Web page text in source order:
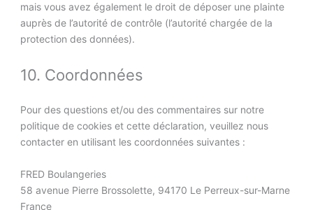
mais vous avez également le droit de déposer une plainte
auprès de l’autorité de contrôle (l’autorité chargée de la
protection des données).
10. Coordonnées
Pour des questions et/ou des commentaires sur notre
politique de cookies et cette déclaration, veuillez nous
contacter en utilisant les coordonnées suivantes :
FRED Boulangeries
58 avenue Pierre Brossolette, 94170 Le Perreux-sur-Marne
France